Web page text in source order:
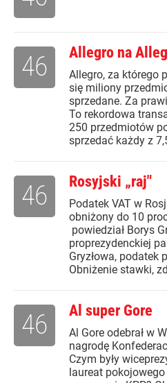
Allegro na
Allegro, za którego
się miliony
sprzedane. Za
To rekordowa
250 przedmiotów
sprzedać każdy z
46
Rosyjski „raj"
Podatek VAT w
obniżony do 10
powiedział Borys
proprezydenckiej
Gryzłowa, podatek
Obniżenie stawki,
46
Al super Gore
Al Gore odebrał w
nagrodę
Czym były
laureat pokojowego
46